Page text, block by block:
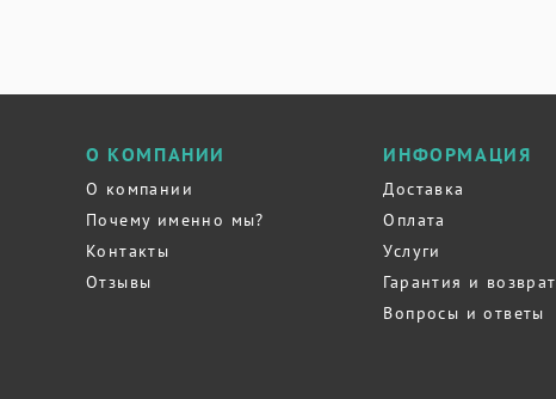
О КОМПАНИИ
О компании
Почему именно мы?
Контакты
Отзывы
ИНФОРМАЦИЯ
Доставка
Оплата
Услуги
Гарантия и возврат
Вопросы и ответы